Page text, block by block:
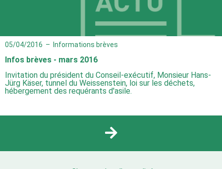
05/04/2016 – Informations brèves
Infos brèves - mars 2016
Invitation du président du Conseil-exécutif, Monsieur Hans-
Jürg Käser, tunnel du Weissenstein, loi sur les déchets,
hébergement des requérants d'asile.